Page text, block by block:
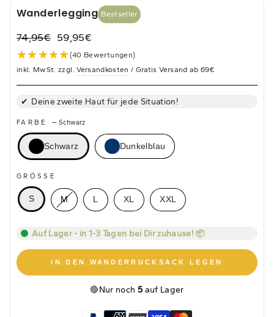
Wanderlegging Bestseller
Normaler
Preis
74,95€
Sonderpreis59,95€
★★★★★
★★★★★(40 Bewertungen)
inkl. MwSt. zzgl.Versandkosten / Gratis Versand ab 69€
Deine zweite Haut für jede Situation!
FARBE — Schwarz
Schwarz Dunkelblau
GRÖSSE
S M L XL XXL
Auf Lager - in 1-3 Tagen bei Dir zuhause! 📦
IN DEN WANDERRUCKSACK LEGEN
🔴Nur noch 5 auf Lager